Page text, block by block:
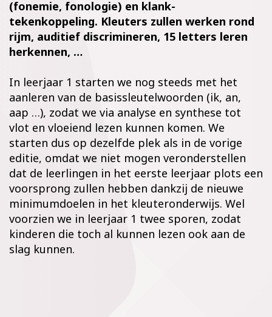
(fonemie, fonologie) en klank-
tekenkoppeling. Kleuters zullen werken rond
rijm, auditief discrimineren, 15 letters leren
herkennen, …
In leerjaar 1 starten we nog steeds met het
aanleren van de basissleutelwoorden (ik, an,
aap …), zodat we via analyse en synthese tot
vlot en vloeiend lezen kunnen komen. We
starten dus op dezelfde plek als in de vorige
editie, omdat we niet mogen veronderstellen
dat de leerlingen in het eerste leerjaar plots een
voorsprong zullen hebben dankzij de nieuwe
minimumdoelen in het kleuteronderwijs. Wel
voorzien we in leerjaar 1 twee sporen, zodat
kinderen die toch al kunnen lezen ook aan de
slag kunnen.